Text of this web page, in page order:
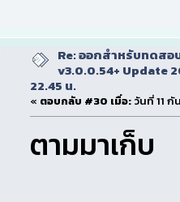
Re: ออกสำหรับทดสอ
v3.0.0.54+ Update
22.45 น.
« ตอบกลับ #30 เมื่อ: วันที่ 11 กั
ตามมาเก็บ